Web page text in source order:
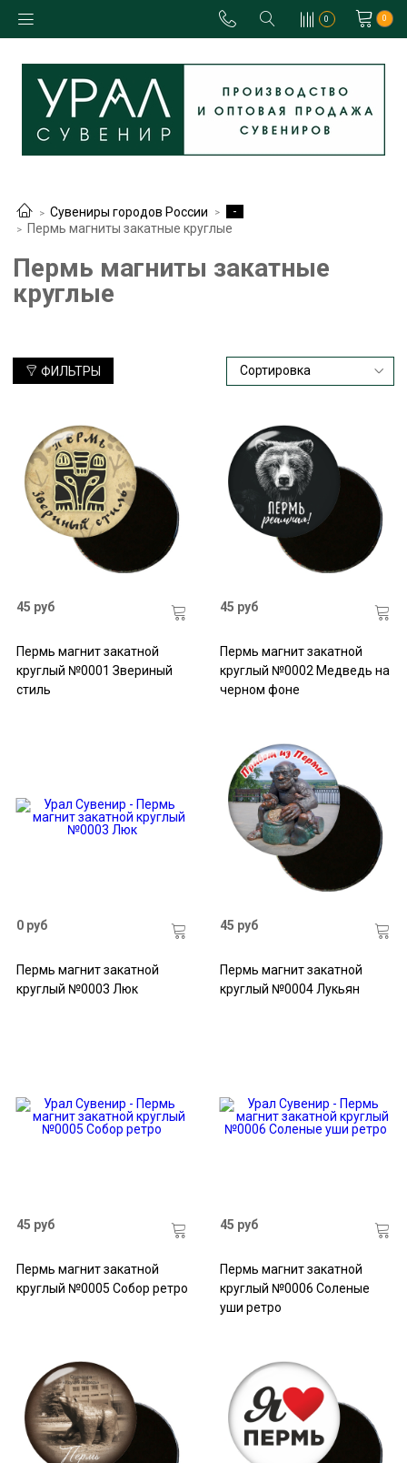
0 0
Сувениры городов России
-
Пермь магниты закатные круглые
Пермь магниты закатные
круглые
ФИЛЬТРЫ
45 руб
Пермь магнит закатной
круглый №0001 Звериный
стиль
45 руб
Пермь магнит закатной
круглый №0002 Медведь на
черном фоне
0 руб
Пермь магнит закатной
круглый №0003 Люк
45 руб
Пермь магнит закатной
круглый №0004 Лукьян
45 руб
Пермь магнит закатной
круглый №0005 Собор ретро
45 руб
Пермь магнит закатной
круглый №0006 Соленые
уши ретро